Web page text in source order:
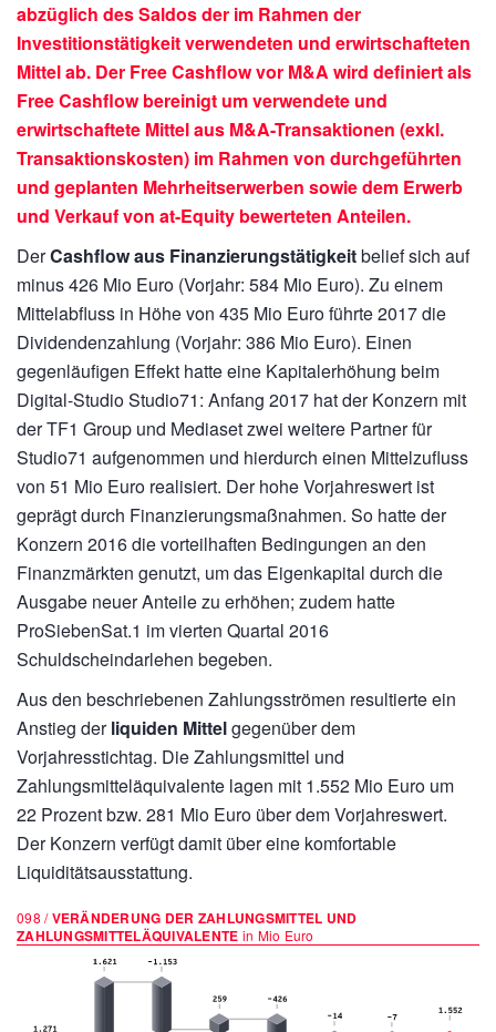
abzüglich des Saldos der im Rahmen der
Investitionstätigkeit verwendeten und erwirtschafteten
Mittel ab. Der Free Cashflow vor M&A wird definiert als
Free Cashflow bereinigt um verwendete und
erwirtschaftete Mittel aus M&A-Transaktionen (exkl.
Transaktionskosten) im Rahmen von durchgeführten
und geplanten Mehrheitserwerben sowie dem Erwerb
und Verkauf von at-Equity bewerteten Anteilen.
DerCashflow aus Finanzierungstätigkeitbelief sich auf
minus426 Mio Euro (Vorjahr: 584 Mio Euro). Zu einem
Mittelabfluss in Höhe von 435 Mio Euroführte 2017 die
Dividendenzahlung (Vorjahr: 386 Mio Euro). Einen
gegenläufigen Effekt hatte eine Kapitalerhöhung beim
Digital-Studio Studio71: Anfang 2017 hat der Konzern mit
der TF1 Group und Mediaset zwei weitere Partner für
Studio71 aufgenommen und hierdurch einen Mittelzufluss
von 51 Mio Euro realisiert. Der hohe Vorjahreswert ist
geprägt durch Finanzierungsmaßnahmen. So hatte der
Konzern 2016 die vorteilhaften Bedingungen an den
Finanzmärkten genutzt, um das Eigenkapital durch die
Ausgabe neuer Anteile zu erhöhen; zudem hatte
ProSiebenSat.1 im vierten Quartal 2016
Schuldscheindarlehen begeben.
Aus den beschriebenen Zahlungsströmen resultierte ein
Anstieg derliquiden Mittelgegenüber dem
Vorjahresstichtag. Die Zahlungsmittel und
Zahlungsmitteläquivalente lagen mit 1.552 Mio Euro um
22 Prozent bzw. 281 Mio Euro über dem Vorjahreswert.
Der Konzern verfügt damit über eine komfortable
Liquiditätsausstattung.
098 /VERÄNDERUNG DER ZAHLUNGSMITTEL UND
ZAHLUNGSMITTELÄQUIVALENTE in Mio Euro